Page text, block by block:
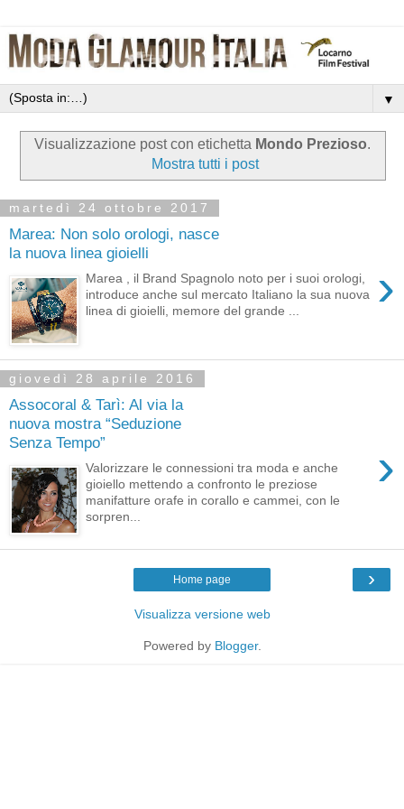
▼
Visualizzazione post con etichetta Mondo Prezioso.
Mostra tutti i post
martedì 24 ottobre 2017
Marea: Non solo orologi, nasce
la nuova linea gioielli
›
Marea , il Brand Spagnolo noto per i suoi orologi,
introduce anche sul mercato Italiano la sua nuova
linea di gioielli, memore del grande ...
giovedì 28 aprile 2016
Assocoral & Tarì: Al via la
nuova mostra “Seduzione
Senza Tempo”
›
Valorizzare le connessioni tra moda e anche
gioiello mettendo a confronto le preziose
manifatture orafe in corallo e cammei, con le
sorpren...
›
Home page
Visualizza versione web
Powered by Blogger.